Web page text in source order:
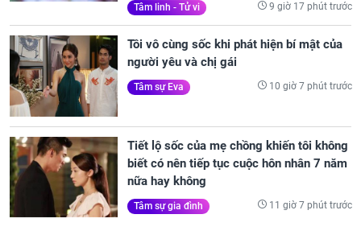
Tâm linh - Tử vi 9 giờ 17 phút trước
Tôi vô cùng sốc khi phát hiện bí mật của
người yêu và chị gái
Tâm sự Eva 10 giờ 7 phút trước
Tiết lộ sốc của mẹ chồng khiến tôi không
biết có nên tiếp tục cuộc hôn nhân 7 năm
nữa hay không
Tâm sự gia đình 11 giờ 7 phút trước